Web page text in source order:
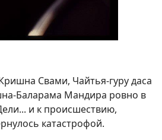
Свами, Чайтья-гуру даса
Баларама Мандира ровно в
и к происшествию,
катастрофой.